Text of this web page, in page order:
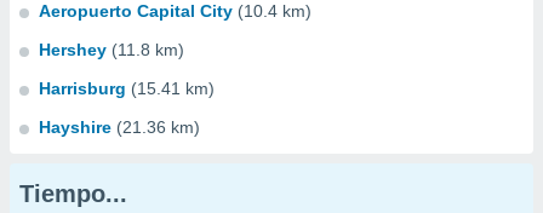
Aeropuerto Capital City (10.4 km)
Hershey (11.8 km)
Harrisburg (15.41 km)
Hayshire (21.36 km)
Tiempo...